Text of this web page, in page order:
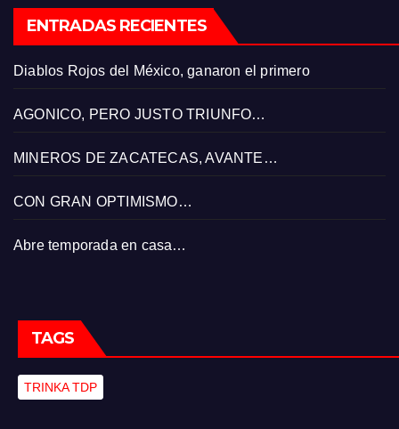
ENTRADAS RECIENTES
Diablos Rojos del México, ganaron el primero
AGONICO, PERO JUSTO TRIUNFO…
MINEROS DE ZACATECAS, AVANTE…
CON GRAN OPTIMISMO…
Abre temporada en casa…
TAGS
TRINKA TDP